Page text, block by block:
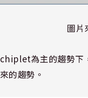
圖片
chiplet為主的趨勢下
的趨勢。